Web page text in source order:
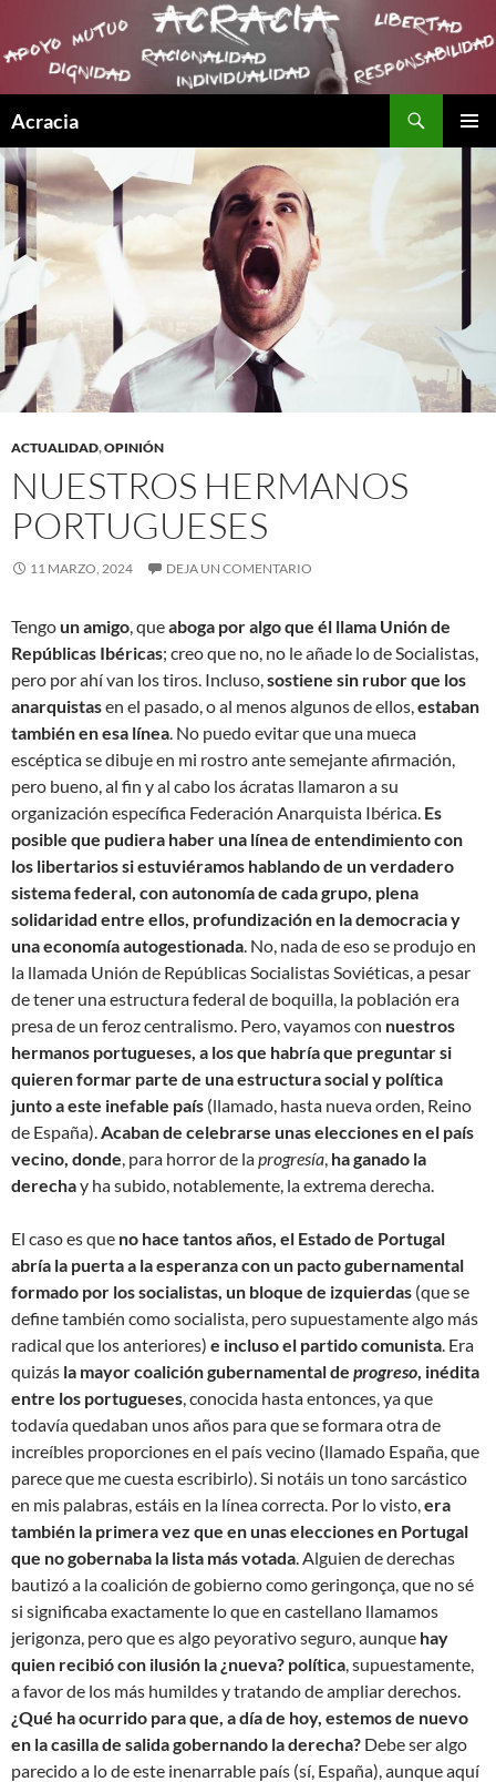
Acracia
AL
CONTENIDO
ACTUALIDAD,OPINIÓN
NUESTROS HERMANOS
PORTUGUESES
11 MARZO, 2024 DEJA UN COMENTARIO
Tengoun amigo, queaboga por algo que él llama Unión de
Repúblicas Ibéricas; creo que no, no le añade lo de Socialistas,
pero por ahí van los tiros. Incluso,sostiene sin rubor que los
anarquistasen el pasado, o al menos algunos de ellos,estaban
también en esa línea. No puedo evitar que una mueca
escéptica se dibuje en mi rostro ante semejante afirmación,
pero bueno, al fin y al cabo los ácratas llamaron a su
organización específica Federación Anarquista Ibérica. Es
posible que pudiera haber una línea de entendimiento con
los libertarios si estuviéramos hablando de un verdadero
sistema federal, con autonomía de cada grupo, plena
solidaridad entre ellos, profundización en la democracia y
una economía autogestionada. No, nada de eso se produjo en
la llamada Unión de Repúblicas Socialistas Soviéticas, a pesar
de tener una estructura federal de boquilla, la población era
presa de un feroz centralismo. Pero, vayamos con nuestros
hermanos portugueses, a los que habría que preguntar si
quieren formar parte de una estructura social y política
junto a este inefable país (llamado, hasta nueva orden, Reino
de España).Acaban de celebrarse unas elecciones en el país
vecino, donde, para horror de laprogresía, ha ganado la
derechay ha subido, notablemente, la extrema derecha.
El caso es que no hace tantos años, el Estado de Portugal
abría la puerta a la esperanza con un pacto gubernamental
formado por los socialistas, un bloque de izquierdas (que se
define también como socialista, pero supuestamente algo más
radical que los anteriores) e incluso el partido comunista. Era
quizás la mayor coalición gubernamental de progreso, inédita
entre los portugueses, conocida hasta entonces, ya que
todavía quedaban unos años para que se formara otra de
increíbles proporciones en el país vecino (llamado España, que
parece que me cuesta escribirlo). Si notáis un tono sarcástico
en mis palabras, estáis en la línea correcta. Por lo visto,era
también la primera vez que en unas elecciones en Portugal
que no gobernaba la lista más votada. Alguien de derechas
bautizó a la coalición de gobierno como geringonça, que no sé
si significaba exactamente lo que en castellano llamamos
jerigonza, pero que es algo peyorativo seguro, aunque hay
quien recibió con ilusión la ¿nueva? política, supuestamente,
a favor de los más humildes y tratando de ampliar derechos.
¿Qué ha ocurrido para que, a día de hoy, estemos de nuevo
en la casilla de salida gobernando la derecha? Debe ser algo
parecido a lo de este inenarrable país (sí, España), aunque aquí